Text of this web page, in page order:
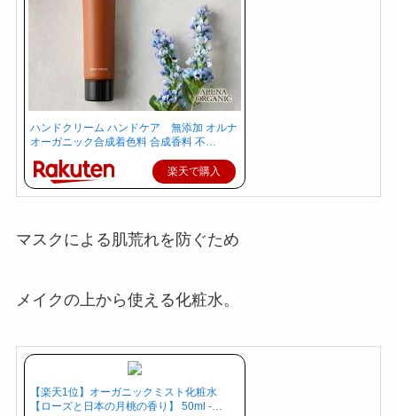
ハンドクリーム ハンドケア 無添加 オルナ
オーガニック合成着色料 合成香料 不…
楽天で購入
マスクによる肌荒れを防ぐため
メイクの上から使える化粧水。
【楽天1位】オーガニックミスト化粧水
【ローズと日本の月桃の香り】 50ml -…